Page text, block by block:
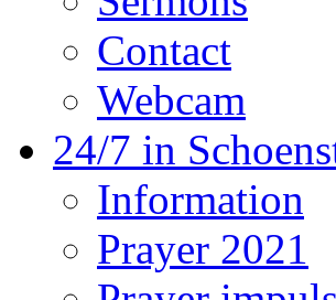
Contact
Webcam
24/7 in
Information
Prayer 2021